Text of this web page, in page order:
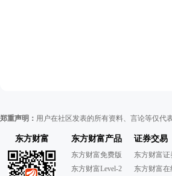
郑重声明： 用户在社区发表的所有资料、言论等仅代
东方财富 东方财富产品
东方财富免费版
东方财富Level-2
证券交易
东方财富证
东方财富